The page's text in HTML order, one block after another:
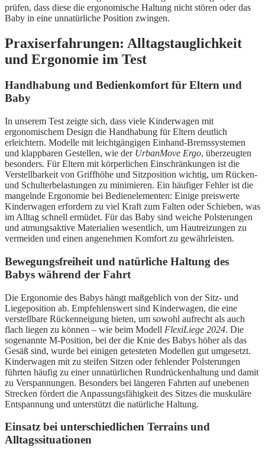
prüfen, dass diese die ergonomische Haltung nicht stören oder das
Baby in eine unnatürliche Position zwingen.
Praxiserfahrungen: Alltagstauglichkeit
und Ergonomie im Test
Handhabung und Bedienkomfort für Eltern und
Baby
In unserem Test zeigte sich, dass viele Kinderwagen mit
ergonomischem Design die Handhabung für Eltern deutlich
erleichtern. Modelle mit leichtgängigen Einhand-Bremssystemen
und klappbaren Gestellen, wie der UrbanMove Ergo, überzeugten
besonders. Für Eltern mit körperlichen Einschränkungen ist die
Verstellbarkeit von Griffhöhe und Sitzposition wichtig, um Rücken-
und Schulterbelastungen zu minimieren. Ein häufiger Fehler ist die
mangelnde Ergonomie bei Bedienelementen: Einige preiswerte
Kinderwagen erfordern zu viel Kraft zum Falten oder Schieben, was
im Alltag schnell ermüdet. Für das Baby sind weiche Polsterungen
und atmungsaktive Materialien wesentlich, um Hautreizungen zu
vermeiden und einen angenehmen Komfort zu gewährleisten.
Bewegungsfreiheit und natürliche Haltung des
Babys während der Fahrt
Die Ergonomie des Babys hängt maßgeblich von der Sitz- und
Liegeposition ab. Empfehlenswert sind Kinderwagen, die eine
verstellbare Rückenneigung bieten, um sowohl aufrecht als auch
flach liegen zu können – wie beim Modell FlexiLiege 2024. Die
sogenannte M-Position, bei der die Knie des Babys höher als das
Gesäß sind, wurde bei einigen getesteten Modellen gut umgesetzt.
Kinderwagen mit zu steifen Sitzen oder fehlender Polsterungen
führten häufig zu einer unnatürlichen Rundrückenhaltung und damit
zu Verspannungen. Besonders bei längeren Fahrten auf unebenen
Strecken fördert die Anpassungsfähigkeit des Sitzes die muskuläre
Entspannung und unterstützt die natürliche Haltung.
Einsatz bei unterschiedlichen Terrains und
Alltagssituationen